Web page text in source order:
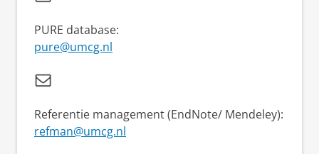
PURE database:
pure@umcg.nl
Referentie management (EndNote/ Mendeley):
refman@umcg.nl